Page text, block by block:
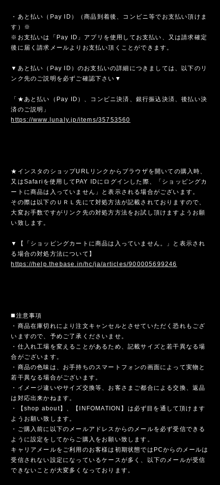
・あと払い（Pay ID）（商品到着後、コンビニ等でお支払い頂けま
す）※
※お支払いは「Pay ID」アプリを使用してお支払い、又は請求確定
後に届く請求メールよりお支払い頂くことができます。
▼あと払い（Pay ID）のお支払いの詳細につきましては、以下のリ
ンク先のご説明を必ずご確認下さい▼
「★あと払い（Pay ID）、コンビニ決済、銀行振込決済、後払い決
済のご説明」
https://www.lunaly.jp/items/35753560
★インスタのショップURLリンクからブラウザを開いての購入時、
又はSafariを使用してPAY IDにログインした際、「ショッピングカ
ートに商品は入っていません」と表示される場合がございます。
その際は以下のＵＲＬ先にて対処方法が記載されておりますので、
大変お手数ですがリンク先の対処方方法をお試し頂けますようお願
い致します。
▼【「ショッピングカートに商品は入っていません。」と表示され
る場合の対処方法について】
https://help.thebase.in/hc/ja/articles/900005699246
◼️注意事項
・商品在庫切れにより注文キャンセルとさせていただく恐れもござ
いますので、予めご了承くださいませ。
・仕入れ工場を変えることがあるため、記載サイズと若干異なる場
合がございます。
・商品の色味は、お手持ちのスマートフォンの画面によって実物と
若干異なる場合がございます。
・イメージ違いやサイズ交換等、お客さまご都合による交換、返品
は対応出来かねます。
・【shop about】、【INFOMATION】は必ず目を通して頂けます
ようお願い致します。
・ご購入前に以下のメールアドレスからのメールを必ず受信できる
ように設定をしてからご購入をお願い致します。
キャリアメールをご利用のお客様は初期状態ではPCからのメールは
受信されない設定になっているケースが多く、以下のメールが受信
できないことが大変多くなっております。